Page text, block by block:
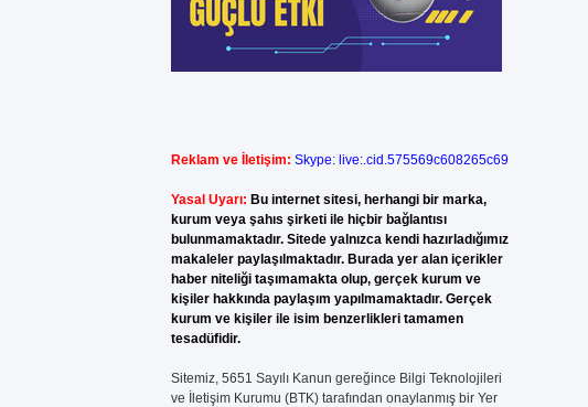
Reklam ve İletişim: Skype: live:.cid.575569c608265c69
Yasal Uyarı: Bu internet sitesi, herhangi bir marka,
kurum veya şahıs şirketi ile hiçbir bağlantısı
bulunmamaktadır. Sitede yalnızca kendi hazırladığımız
makaleler paylaşılmaktadır. Burada yer alan içerikler
haber niteliği taşımamakta olup, gerçek kurum ve
kişiler hakkında paylaşım yapılmamaktadır. Gerçek
kurum ve kişiler ile isim benzerlikleri tamamen
tesadüfidir.
Sitemiz, 5651 Sayılı Kanun gereğince Bilgi Teknolojileri
ve İletişim Kurumu (BTK) tarafından onaylanmış bir Yer